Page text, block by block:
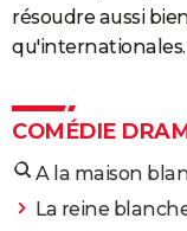
Dictionnaire
Biographies
Citations
Expressions
Proverbes
PROGRAMME TV
S'inscrire
Se connecter
Lycées
Collèges
Primaires
Universités
Entreprises
Service militaire
Avis de recherche
AVIS DE DÉCÈS
FORUM
Bricolage
Lifestyle
Culture
Sport
Auto
Television
Voyage
Cinema
résoudre aussi
qu'internationales.
COMÉDIE
A la maison
La reine